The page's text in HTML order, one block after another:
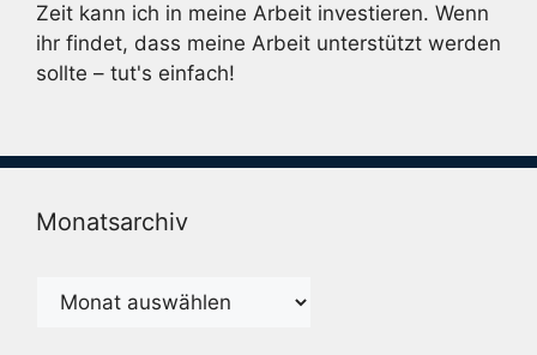
Zeit kann ich in meine Arbeit investieren. Wenn
ihr findet, dass meine Arbeit unterstützt werden
sollte – tut's einfach!
Monatsarchiv
Monatsarchiv